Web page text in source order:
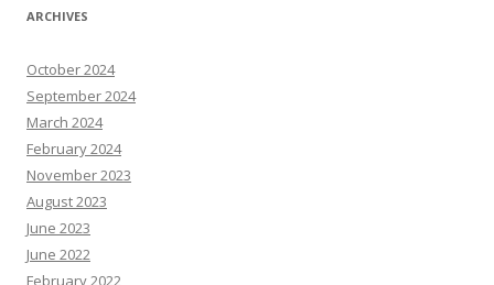
ARCHIVES
October 2024
September 2024
March 2024
February 2024
November 2023
August 2023
June 2023
June 2022
February 2022